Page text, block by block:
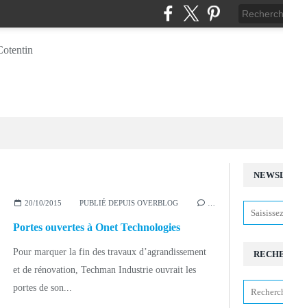
IMMOBILIER D'ENTREPRISE, LOUIS LUMIÈRE,LA CUC ONET
20/10/2015 PUBLIÉ DEPUIS OVERBLOG
Portes ouvertes à Onet Technologies
Pour marquer la fin des travaux d’agrandissement
et de rénovation, Techman Industrie ouvrait les
portes de son...